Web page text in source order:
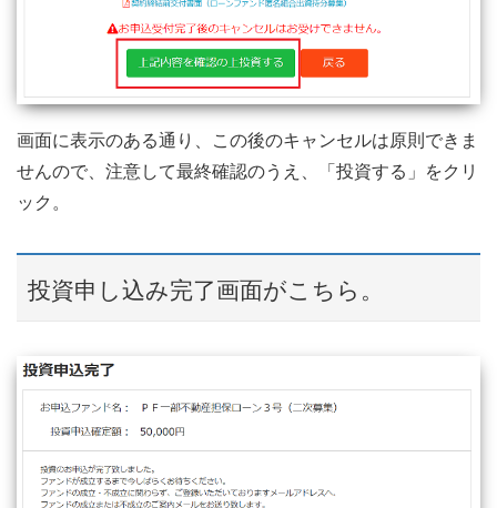
画面に表示のある通り、この後のキャンセルは原則できま
せんので、注意して最終確認のうえ、「投資する」をクリ
ック。
投資申し込み完了画面がこちら。